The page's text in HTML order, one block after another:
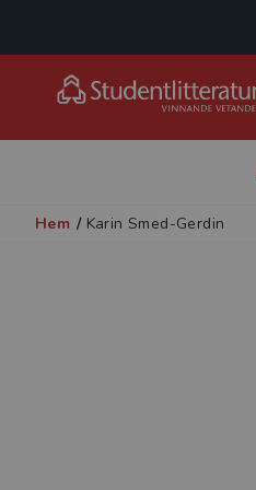
Hem / Karin Smed-Gerdin